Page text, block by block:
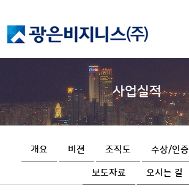
사업실적
개요 비젼 조직도 수상/인증
보도자료 오시는 길